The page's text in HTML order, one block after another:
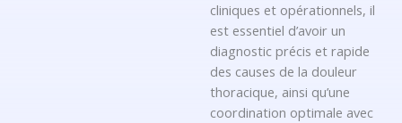
cliniques et opérationnels, il
est essentiel d’avoir un
diagnostic précis et rapide
des causes de la douleur
thoracique, ainsi qu’une
coordination optimale avec